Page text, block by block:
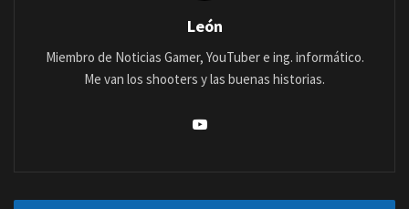
León
Miembro de Noticias Gamer, YouTuber e ing. informático.
Me van los shooters y las buenas historias.